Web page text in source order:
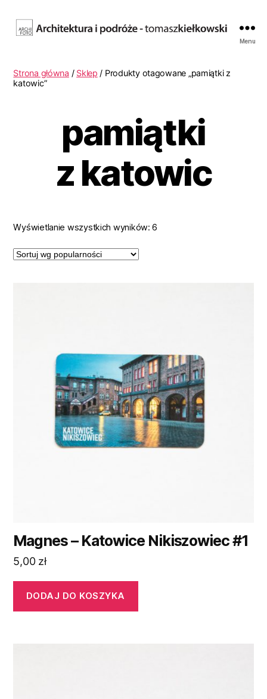
Tomasz
Kiełkowski.
Menu
Strona główna / Sklep / Produkty otagowane „pamiątki z
katowic”
pamiątki
z katowic
Wyświetlanie wszystkich wyników: 6
Magnes – Katowice Nikiszowiec #1
5,00 zł
DODAJ DO KOSZYKA